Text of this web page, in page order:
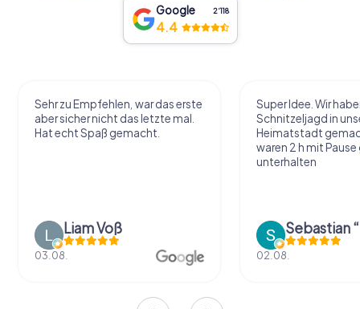
Google 2‘118
4.4
Sehr zu Empfehlen, war das erste
aber sicher nicht das letzte mal.
Hat echt Spaß gemacht.
Liam Voß
03.08.
Super Idee. Wir
Schnitzeljagd in
Heimatstadt
waren 2 h mit
unterhalten
02.08.